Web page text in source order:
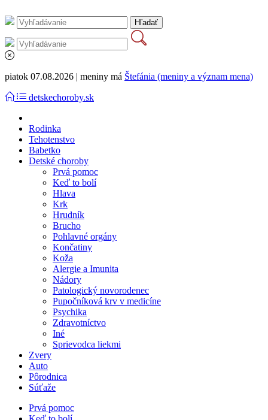
piatok 07.08.2026 | meniny má Štefánia (meniny a význam mena)
detskechoroby.sk
Rodinka
Tehotenstvo
Babetko
Detské choroby
Prvá pomoc
Keď to bolí
Hlava
Krk
Hrudník
Brucho
Pohlavné orgány
Končatiny
Koža
Alergie a Imunita
Nádory
Patologický novorodenec
Pupočníková krv v medicíne
Psychika
Zdravotníctvo
Iné
Sprievodca liekmi
Zvery
Auto
Pôrodnica
Súťaže
Prvá pomoc